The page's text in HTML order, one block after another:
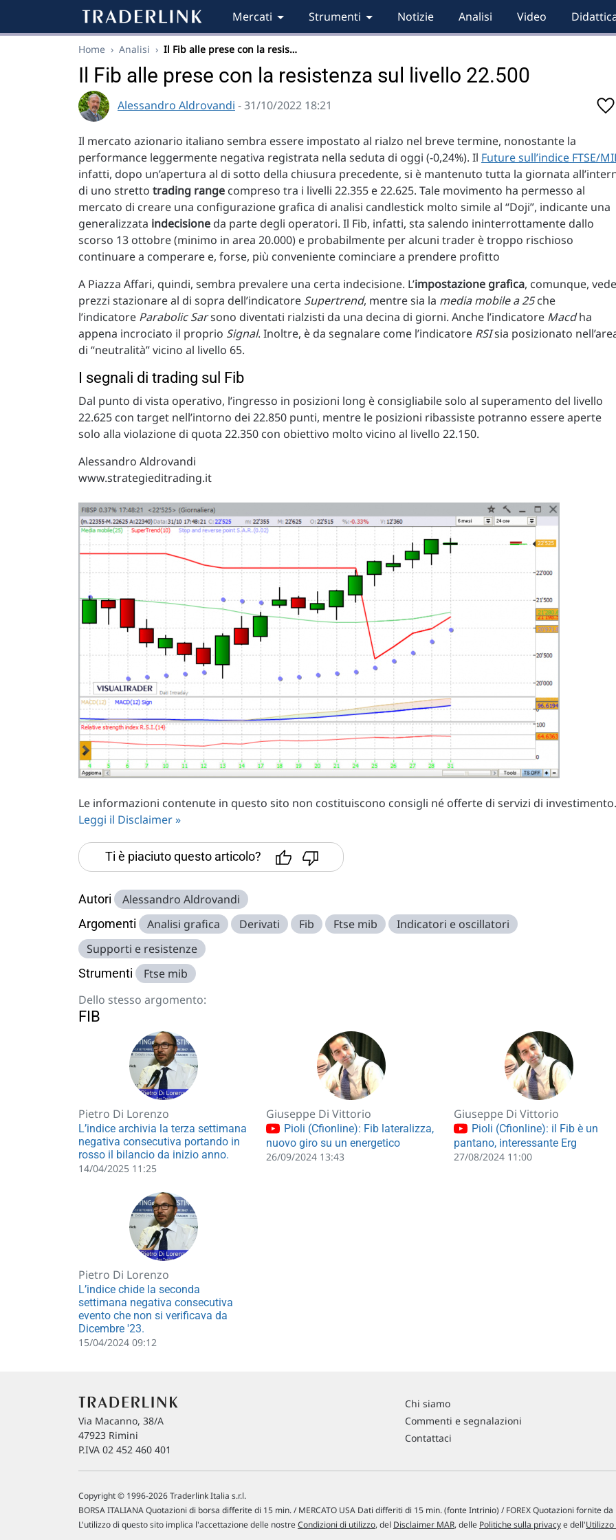
Mercati Strumenti Notizie Analisi Video
Home › Analisi › Il Fib alle prese con la resis…
Il Fib alle prese con la resistenza sul livello 22.500
Alessandro Aldrovandi - 31/10/2022 18:21
Il mercato azionario italiano sembra essere impostato al rialzo nel breve termine, nonostante la
performance leggermente negativa registrata nella seduta di oggi (-0,24%). Il Future sull’indice FTSE/
infatti, dopo un’apertura al di sotto della chiusura precedente, si è mantenuto tutta la giornata
di uno stretto trading range compreso tra i livelli 22.355 e 22.625. Tale movimento ha permesso al
mercato di creare una configurazione grafica di analisi candlestick molto simile al “Doji”, indicante una
generalizzata indecisione da parte degli operatori. Il Fib, infatti, sta salendo ininterrottamente dallo
scorso 13 ottobre (minimo in area 20.000) e probabilmente per alcuni trader è troppo rischioso
continuare a comperare e, forse, più conveniente cominciare a prendere profitto
A Piazza Affari, quindi, sembra prevalere una certa indecisione. L’impostazione grafica, comunque,
prezzi stazionare al di sopra dell’indicatore Supertrend, mentre sia la media mobile a 25che
l’indicatore Parabolic Sarsono diventati rialzisti da una decina di giorni. Anche l’indicatore Macdha
appena incrociato il proprio Signal. Inoltre, è da segnalare come l’indicatore RSIsia posizionato
di “neutralità” vicino al livello 65.
I segnali di trading sul Fib
Dal punto di vista operativo, l’ingresso in posizioni long è consigliabile solo al superamento del livello
22.625 con target nell’intorno dei 22.850 punti, mentre le posizioni ribassiste potranno essere aperte
solo alla violazione di quota 22.350 con obiettivo molto vicino al livello 22.150.
Alessandro Aldrovandi
www.strategieditrading.it
Le informazioni contenute in questo sito non costituiscono consigli né offerte di servizi di investimento.
Leggi il Disclaimer »
Ti è piaciuto questo articolo?
Autori Alessandro Aldrovandi
Argomenti Analisi grafica Derivati Fib Ftse mib
Indicatori e oscillatori
Supporti e resistenze
Strumenti
Ftse mib
Dello stesso argomento:
FIB
Pietro Di Lorenzo
L’indice archivia la terza settimana
negativa consecutiva portando in
rosso il bilancio da inizio anno.
14/04/2025 11:25
Giuseppe Di Vittorio
Pioli (Cfionline): Fib lateralizza,
nuovo giro su un energetico
26/09/2024 13:43
Giuseppe Di Vittorio
Pioli (Cfionline): il Fib è un
pantano, interessante Erg
27/08/2024 11:00
Pietro Di Lorenzo
L’indice chide la seconda
settimana negativa consecutiva
evento che non si verificava da
Dicembre '23.
15/04/2024 09:12
Via Macanno, 38/A
47923 Rimini
P.IVA 02 452 460 401
Chi siamo
Commenti e segnalazioni
Contattaci
Copyright © 1996-2026 Traderlink Italia s.r.l.
BORSA ITALIANA Quotazioni di borsa differite di 15 min. / MERCATO USA Dati differiti di 15 min. (fonte Intrinio) / FOREX Quotazioni fornite da
L'utilizzo di questo sito implica l'accettazione delle nostreCondizioni di utilizzo, del Disclaimer MAR, delle Politiche sulla privacye dell'